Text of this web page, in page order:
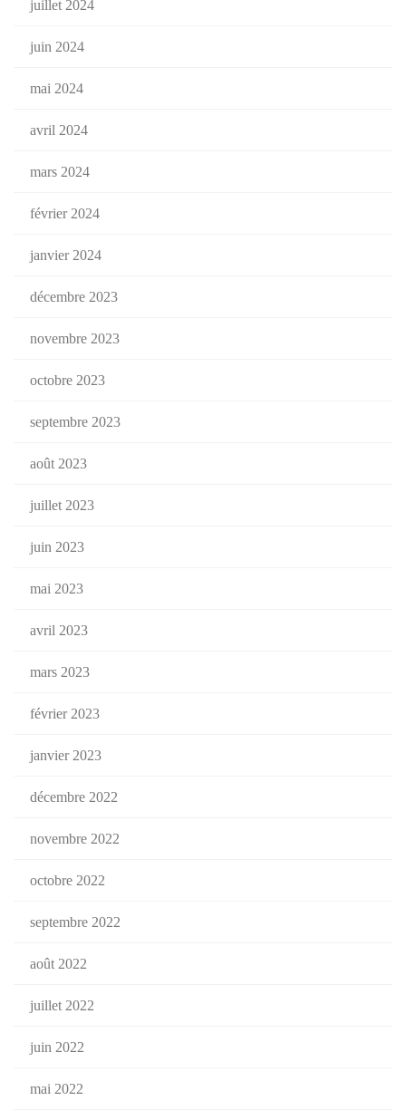
juillet 2024
juin 2024
mai 2024
avril 2024
mars 2024
février 2024
janvier 2024
décembre 2023
novembre 2023
octobre 2023
septembre 2023
août 2023
juillet 2023
juin 2023
mai 2023
avril 2023
mars 2023
février 2023
janvier 2023
décembre 2022
novembre 2022
octobre 2022
septembre 2022
août 2022
juillet 2022
juin 2022
mai 2022